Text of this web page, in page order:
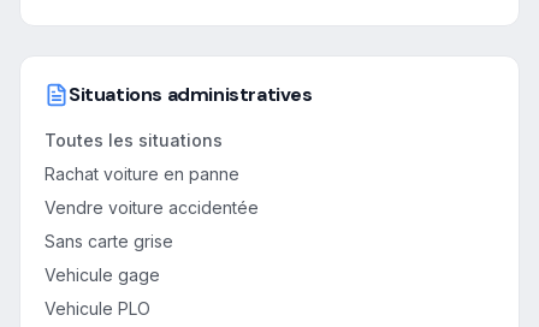
Situations administratives
Toutes les situations
Rachat voiture en panne
Vendre voiture accidentée
Sans carte grise
Vehicule gage
Vehicule PLO